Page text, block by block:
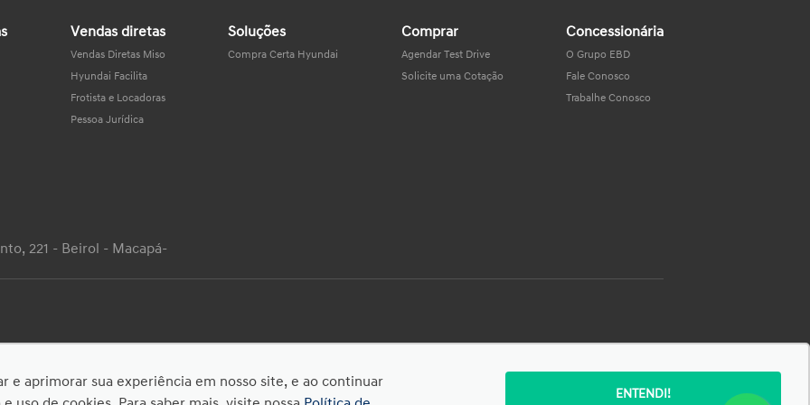
Vendas diretas
Vendas Diretas Miso
Hyundai Facilita
Frotista e Locadoras
Pessoa Jurídica
Soluções
Compra Certa Hyundai
Comprar
Agendar Test Drive
Solicite uma Cotação
Concessionária
O Grupo EBD
Fale Conosco
Trabalhe Conosco
221 - Beirol - Macapá-
SIGA-NOS:
e aprimorar sua experiência em nosso site, e ao continuar
ENTENDI!